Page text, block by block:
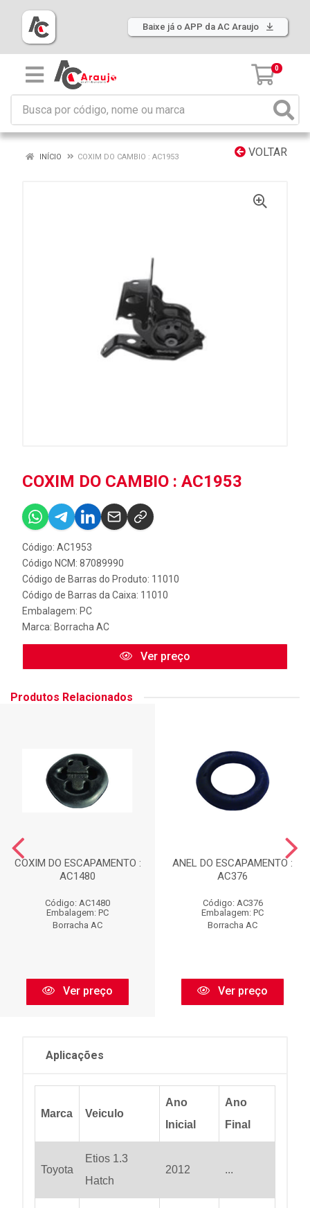
Baixe já o APP da AC Araujo
0
VOLTAR
INÍCIO COXIM DO CAMBIO : AC1953
COXIM DO CAMBIO : AC1953
Código: AC1953
Código NCM: 87089990
Código de Barras do Produto: 11010
Código de Barras da Caixa: 11010
Embalagem: PC
Marca: Borracha AC
Ver preço
Produtos Relacionados
COXIM DO ESCAPAMENTO :
AC1480
Código: AC1480
Embalagem: PC
Borracha AC
Ver preço
ANEL DO ESCAPAMENTO :
AC376
Código: AC376
Embalagem: PC
Borracha AC
Ver preço
Aplicações
Marca Veiculo
Ano
Inicial
Ano
Final
Toyota
Etios 1.3
Hatch
2012 ...